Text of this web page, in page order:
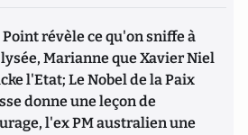
Point révèle ce qu'on sniffe à
Marianne que Xavier Niel
l'Etat; Le Nobel de la Paix
donne une leçon de
l'ex PM australien une